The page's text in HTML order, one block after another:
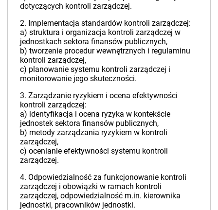
dotyczących kontroli zarządczej.
2. Implementacja standardów kontroli zarządczej:
a) struktura i organizacja kontroli zarządczej w
jednostkach sektora finansów publicznych,
b) tworzenie procedur wewnętrznych i regulaminu
kontroli zarządczej,
c) planowanie systemu kontroli zarządczej i
monitorowanie jego skuteczności.
3. Zarządzanie ryzykiem i ocena efektywności
kontroli zarządczej:
a) identyfikacja i ocena ryzyka w kontekście
jednostek sektora finansów publicznych,
b) metody zarządzania ryzykiem w kontroli
zarządczej,
c) ocenianie efektywności systemu kontroli
zarządczej.
4. Odpowiedzialność za funkcjonowanie kontroli
zarządczej i obowiązki w ramach kontroli
zarządczej, odpowiedzialność m.in. kierownika
jednostki, pracowników jednostki.